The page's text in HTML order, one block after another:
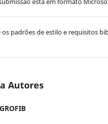
padrões de estilo e requisitos
Autores